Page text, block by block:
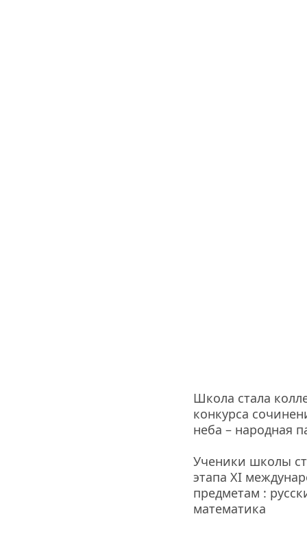
Школа стала
конкурса
неба – народная
Ученики школы
этапа XI
предметам :
математика